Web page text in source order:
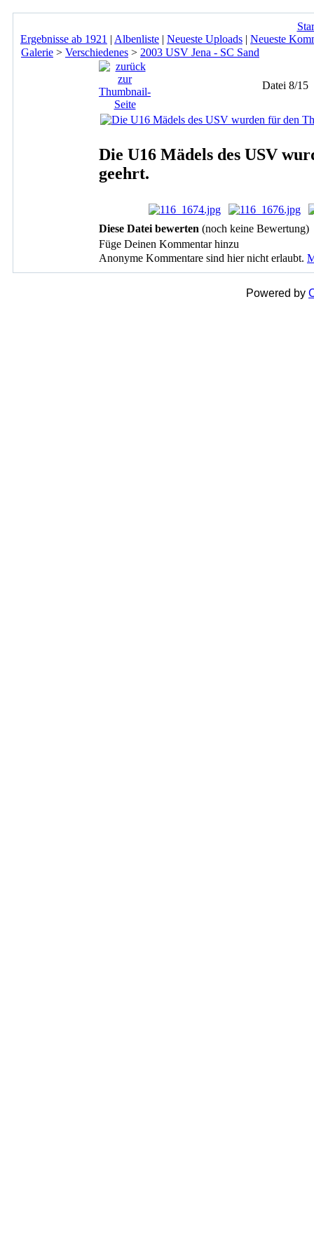
Ergebnisse ab 1921 | Albenliste | Neueste Uploads | Neueste
Galerie > Verschiedenes > 2003 USV Jena - SC Sand
Datei 8/15
Die U16 Mädels des USV
geehrt.
Diese Datei bewerten (noch keine Bewertung)
Füge Deinen Kommentar hinzu
Anonyme Kommentare sind hier nicht erlaubt.
Powered by